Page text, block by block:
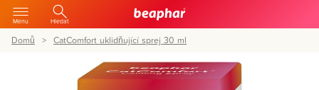
Menu Hledat
Domů CatComfort uklidňující sprej 30 ml